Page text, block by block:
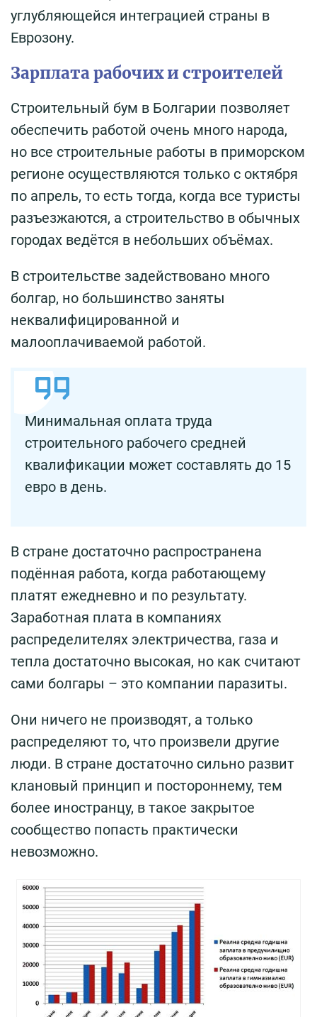
углубляющейся интеграцией страны в
Еврозону.
Зарплата рабочих и строителей
Строительный бум в Болгарии позволяет
обеспечить работой очень много народа,
но все строительные работы в приморском
регионе осуществляются только с октября
по апрель, то есть тогда, когда все туристы
разъезжаются, а строительство в обычных
городах ведётся в небольших объёмах.
В строительстве задействовано много
болгар, но большинство заняты
неквалифицированной и
малооплачиваемой работой.
Минимальная оплата труда
строительного рабочего средней
квалификации может составлять до 15
евро в день.
В стране достаточно распространена
подённая работа, когда работающему
платят ежедневно и по результату.
Заработная плата в компаниях
распределителях электричества, газа и
тепла достаточно высокая, но как считают
сами болгары – это компании паразиты.
Они ничего не производят, а только
распределяют то, что произвели другие
люди. В стране достаточно сильно развит
клановый принцип и постороннему, тем
более иностранцу, в такое закрытое
сообщество попасть практически
невозможно.